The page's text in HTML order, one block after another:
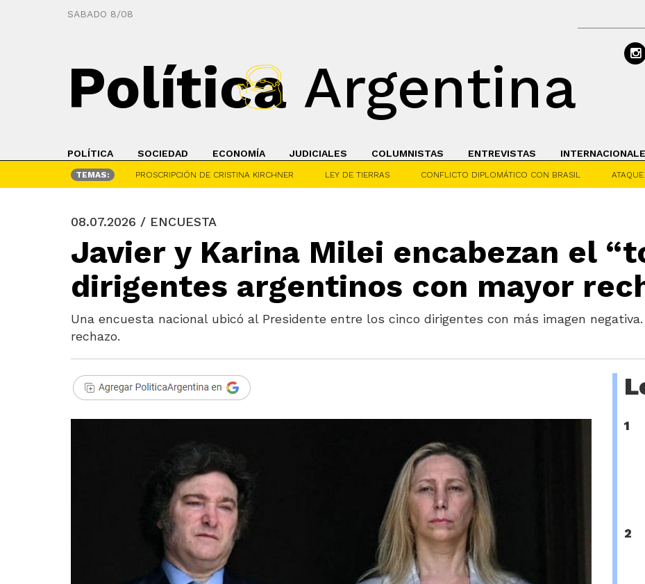
SABADO 8/08
Política Argentina
POLÍTICA SOCIEDAD ECONOMÍA JUDICIALES COLUMNISTAS ENTREVISTAS
TEMAS: PROSCRIPCIÓN DE CRISTINA KIRCHNER LEY DE TIERRAS CONFLICTO DIPLOMÁTICO CON BRASIL
08.07.2026 / ENCUESTA
Javier y Karina Milei encabezan el
dirigentes argentinos con mayor
Una encuesta nacional ubicó al Presidente entre los cinco dirigentes con más imagen
rechazo.
1
2